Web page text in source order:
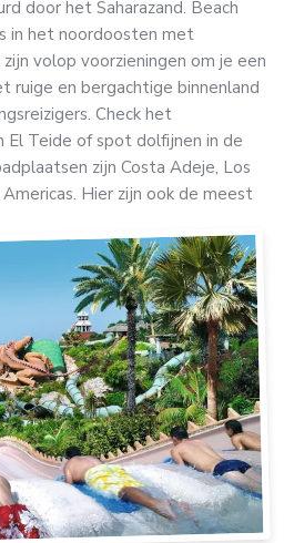
door het Saharazand. Beach
in het noordoosten met
volop voorzieningen om je een
ruige en bergachtige binnenland
Check het
El Teide of spot dolfijnen in de
zijn Costa Adeje, Los
Hier zijn ook de meest